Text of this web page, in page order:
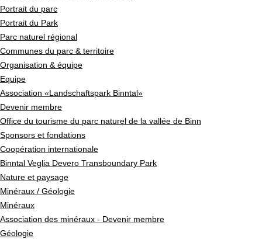
Portrait du parc
Portrait du Park
Parc naturel régional
Communes du parc & territoire
Organisation & équipe
Equipe
Association «Landschaftspark Binntal»
Devenir membre
Office du tourisme du parc naturel de la vallée de Binn
Sponsors et fondations
Coopération internationale
Binntal Veglia Devero Transboundary Park
Nature et paysage
Minéraux / Géologie
Minéraux
Association des minéraux - Devenir membre
Géologie